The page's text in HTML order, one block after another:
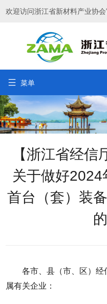
欢迎访问浙江省新材料产业协
 菜单
【浙江省经信
关于做好2024
首台（套）装
各市、县（市、区）
属有关企业：